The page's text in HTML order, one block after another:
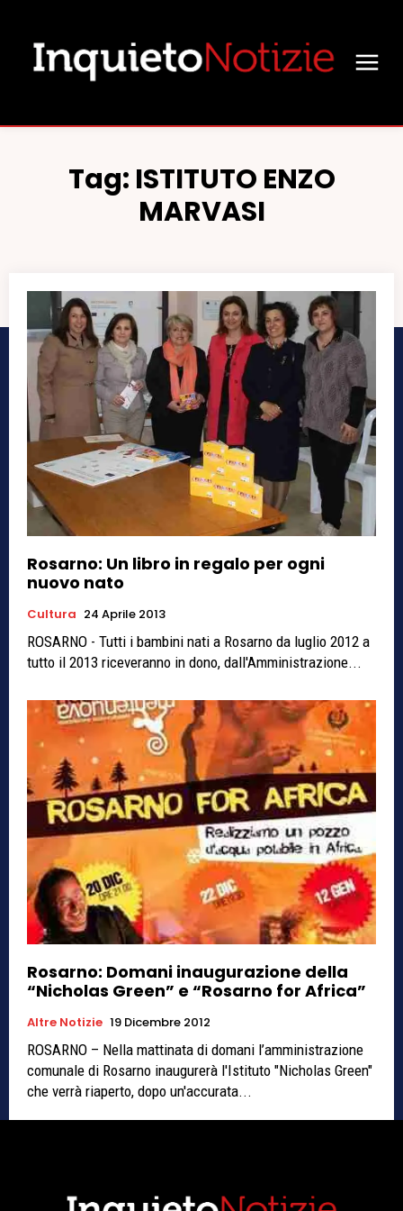
Tag: ISTITUTO ENZO
MARVASI
Rosarno: Un libro in regalo per ogni
nuovo nato
Cultura 24 Aprile 2013
ROSARNO - Tutti i bambini nati a Rosarno da luglio 2012 a
tutto il 2013 riceveranno in dono, dall'Amministrazione...
Rosarno: Domani inaugurazione della
“Nicholas Green” e “Rosarno for Africa”
Altre Notizie 19 Dicembre 2012
ROSARNO – Nella mattinata di domani l’amministrazione
comunale di Rosarno inaugurerà l'Istituto "Nicholas Green"
che verrà riaperto, dopo un'accurata...